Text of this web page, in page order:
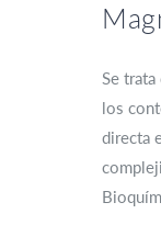
Se
los
directa